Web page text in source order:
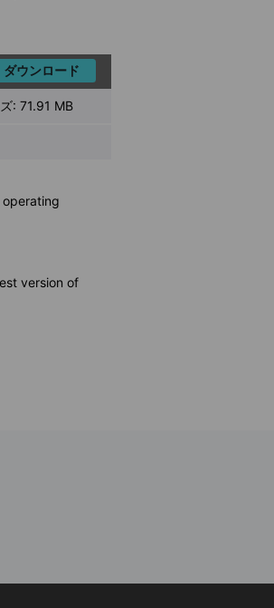
ダウンロード
: 71.91 MB
operating
version of